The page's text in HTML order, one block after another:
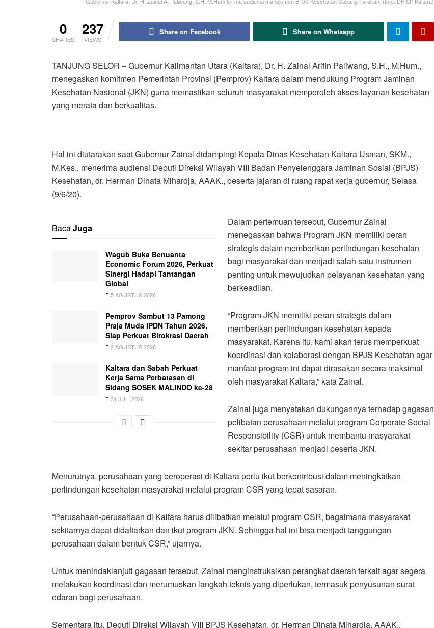
0
SHARES
237
VIEWS
Share on Facebook Share on Whatsapp
TANJUNG SELOR – Gubernur Kalimantan Utara (Kaltara), Dr. H. Zainal Arifin Paliwang, S.H., M.Hum.,
menegaskan komitmen Pemerintah Provinsi (Pemprov) Kaltara dalam mendukung Program Jaminan
Kesehatan Nasional (JKN) guna memastikan seluruh masyarakat memperoleh akses layanan kesehatan
yang merata dan berkualitas.
Hal ini diutarakan saat Gubernur Zainal didampingi Kepala Dinas Kesehatan Kaltara Usman, SKM.,
M.Kes., menerima audiensi Deputi Direksi Wilayah VIII Badan Penyelenggara Jaminan Sosial (BPJS)
Kesehatan, dr. Herman Dinata Mihardja, AAAK., beserta jajaran di ruang rapat kerja gubernur, Selasa
(9/6/20).
BacaJuga
Wagub Buka Benuanta
Economic Forum 2026, Perkuat
Sinergi Hadapi Tantangan
Global
5 AGUSTUS 2026
Pemprov Sambut 13 Pamong
Praja Muda IPDN Tahun 2026,
Siap Perkuat Birokrasi Daerah
2 AGUSTUS 2026
Kaltara dan Sabah Perkuat
Kerja Sama Perbatasan di
Sidang SOSEK MALINDO ke-28
31 JULI 2026
Dalam pertemuan tersebut, Gubernur Zainal
menegaskan bahwa Program JKN memiliki peran
strategis dalam memberikan perlindungan kesehatan
bagi masyarakat dan menjadi salah satu instrumen
penting untuk mewujudkan pelayanan kesehatan yang
berkeadilan.
“Program JKN memiliki peran strategis dalam
memberikan perlindungan kesehatan kepada
masyarakat. Karena itu, kami akan terus memperkuat
koordinasi dan kolaborasi dengan BPJS Kesehatan agar
manfaat program ini dapat dirasakan secara maksimal
oleh masyarakat Kaltara,” kata Zainal.
Zainal juga menyatakan dukungannya terhadap gagasan
pelibatan perusahaan melalui program Corporate Social
Responsibility (CSR) untuk membantu masyarakat
sekitar perusahaan menjadi peserta JKN.
Menurutnya, perusahaan yang beroperasi di Kaltara perlu ikut berkontribusi dalam meningkatkan
perlindungan kesehatan masyarakat melalui program CSR yang tepat sasaran.
“Perusahaan-perusahaan di Kaltara harus dilibatkan melalui program CSR, bagaimana masyarakat
sekitarnya dapat didaftarkan dan ikut program JKN. Sehingga hal ini bisa menjadi tanggungan
perusahaan dalam bentuk CSR,” ujarnya.
Untuk menindaklanjuti gagasan tersebut, Zainal menginstruksikan perangkat daerah terkait agar segera
melakukan koordinasi dan merumuskan langkah teknis yang diperlukan, termasuk penyusunan surat
edaran bagi perusahaan.
Sementara itu, Deputi Direksi Wilayah VIII BPJS Kesehatan, dr. Herman Dinata Mihardja, AAAK.,